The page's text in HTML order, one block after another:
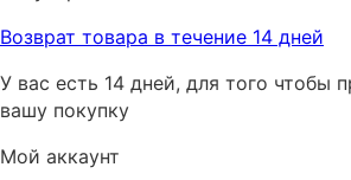
Возврат товара в течение 14 дней
У вас есть 14 дней, для того чтобы
вашу покупку
Мой аккаунт